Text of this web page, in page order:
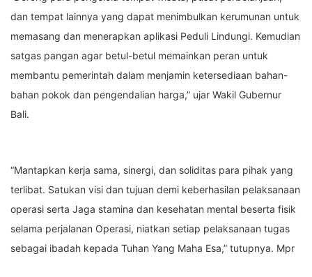
dan tempat lainnya yang dapat menimbulkan kerumunan untuk
memasang dan menerapkan aplikasi Peduli Lindungi. Kemudian
satgas pangan agar betul-betul memainkan peran untuk
membantu pemerintah dalam menjamin ketersediaan bahan-
bahan pokok dan pengendalian harga,” ujar Wakil Gubernur
Bali.
“Mantapkan kerja sama, sinergi, dan soliditas para pihak yang
terlibat. Satukan visi dan tujuan demi keberhasilan pelaksanaan
operasi serta Jaga stamina dan kesehatan mental beserta fisik
selama perjalanan Operasi, niatkan setiap pelaksanaan tugas
sebagai ibadah kepada Tuhan Yang Maha Esa,” tutupnya. Mpr